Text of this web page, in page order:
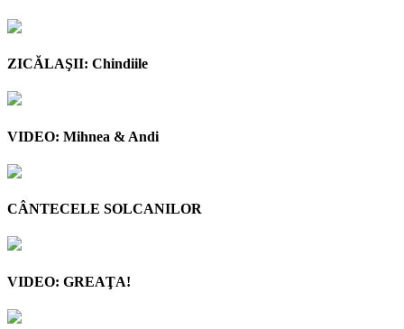
ZICĂLAŞII: Chindiile
VIDEO: Mihnea & Andi
CÂNTECELE SOLCANILOR
VIDEO: GREAŢA!